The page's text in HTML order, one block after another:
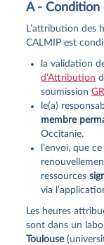
A - Condition
L’attribution des
CALMIP est
la validation
d’Attribution
soumission
le(a)
membre
Occitanie.
l’envoi, que
ressources
via
Les heures
sont dans un
Toulouse